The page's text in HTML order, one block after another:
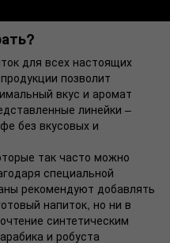
для всех настоящих
позволит
вкус и аромат
линейки –
без вкусовых и
так часто можно
специальной
рекомендуют добавлять
напиток, но ни в
синтетическим
и робуста